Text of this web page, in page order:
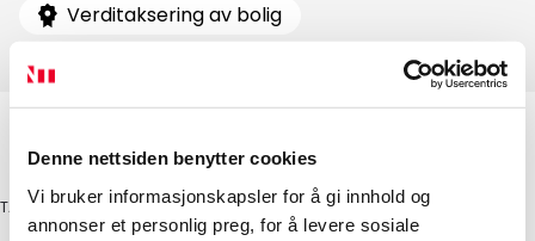
Denne nettsiden benytter cookies
Vi bruker informasjonskapsler for å gi innhold og
annonser et personlig preg, for å levere sosiale
Verditaksering av bolig
TAKSTMANN